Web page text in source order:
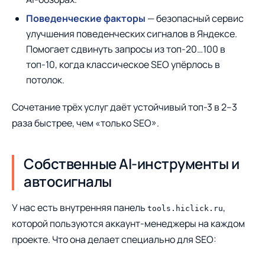
Поведенческие факторы — безопасный сервис
улучшения поведенческих сигналов в Яндексе.
Помогает сдвинуть запросы из топ-20…100 в
топ-10, когда классическое SEO упёрлось в
потолок.
Сочетание трёх услуг даёт устойчивый топ-3 в 2–3
раза быстрее, чем «только SEO».
Собственные AI-инструменты и
автосигналы
У нас есть внутренняя панель tools.hiclick.ru,
которой пользуются аккаунт-менеджеры на каждом
проекте. Что она делает специально для SEO: